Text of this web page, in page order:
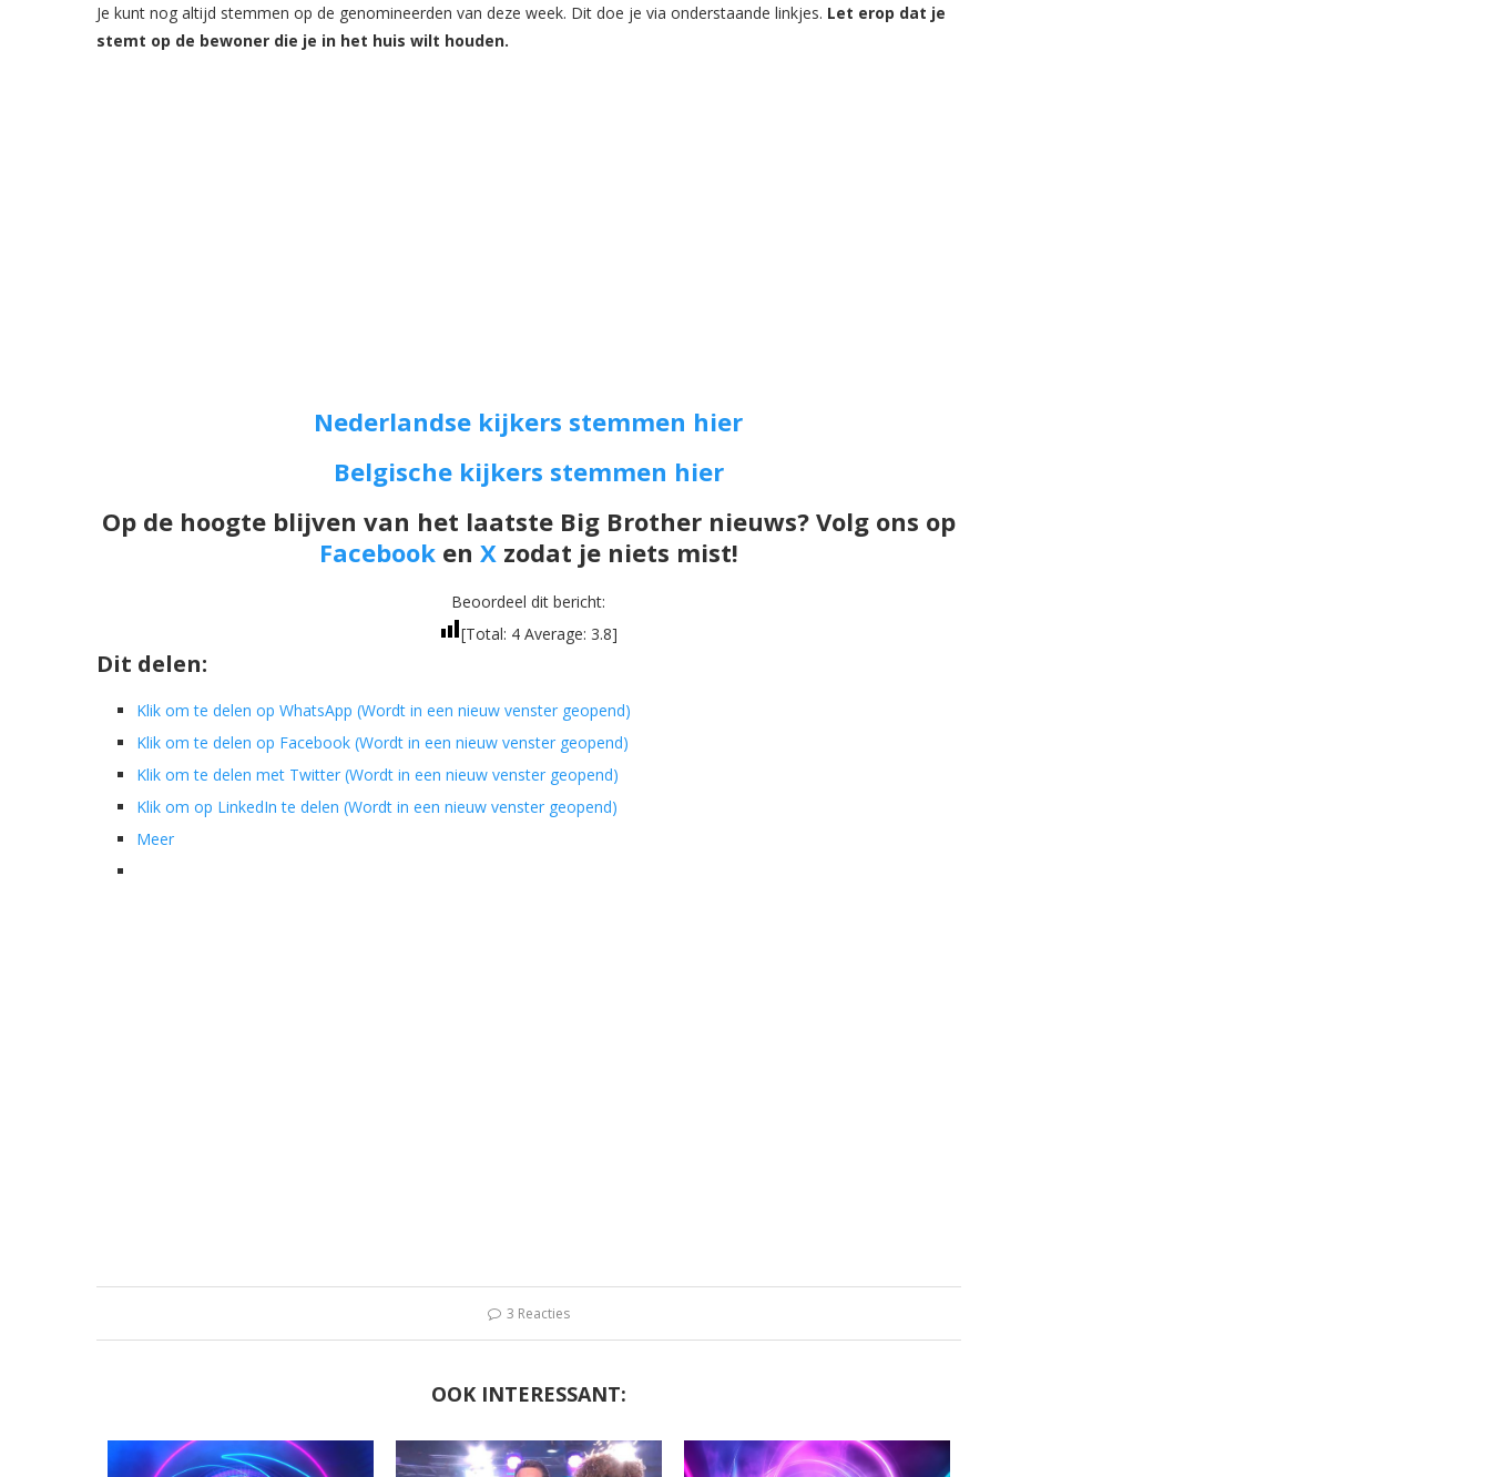
Je kunt nog altijd stemmen op de genomineerden van deze week. Dit doe je via onderstaande linkjes. Let erop dat je
stemt op de bewoner die je in het huis wilt houden.
Nederlandse kijkers stemmen hier
Belgische kijkers stemmen hier
Op de hoogte blijven van het laatste Big Brother nieuws? Volg ons op
Facebooken X zodat je niets mist!
Beoordeel dit bericht:
[Total: 4 Average: 3.8]
Dit delen:
Klik om te delen op WhatsApp (Wordt in een nieuw venster geopend)
Klik om te delen op Facebook (Wordt in een nieuw venster geopend)
Klik om te delen met Twitter (Wordt in een nieuw venster geopend)
Klik om op LinkedIn te delen (Wordt in een nieuw venster geopend)
Meer
3 Reacties
OOK INTERESSANT: